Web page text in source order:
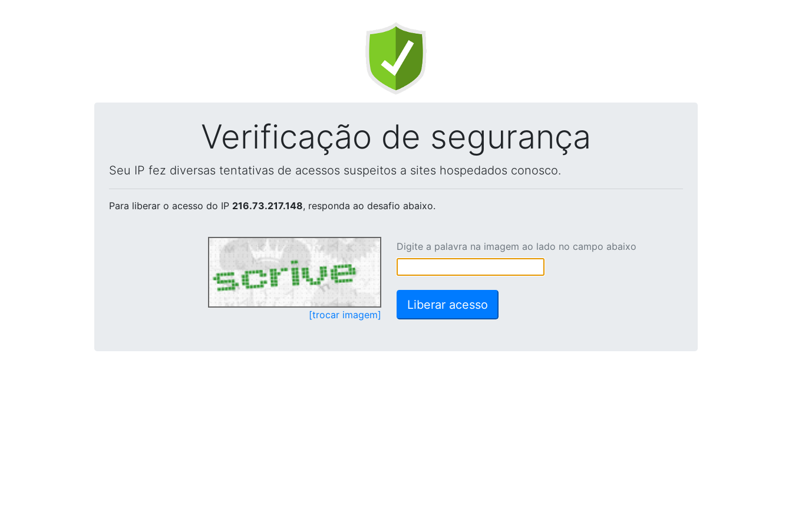
Verificação de segurança
Seu IP fez diversas tentativas de acessos suspeitos a sites hospedados conosco.
Para liberar o acesso do IP 216.73.217.148, responda ao desafio abaixo.
[trocar imagem]
Digite a palavra na imagem ao lado no campo abaixo